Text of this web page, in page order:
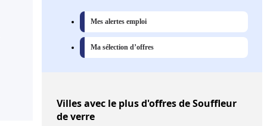
Mes alertes emploi
Ma sélection d’offres
Villesavec le plus d'offres de Souffleur
de verre